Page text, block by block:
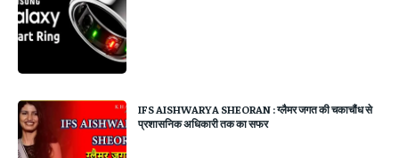
IFS AISHWARYA SHEORAN : ग्लैमर जगत की चकाचौंध से
प्रशासनिक अधिकारी तक का सफर